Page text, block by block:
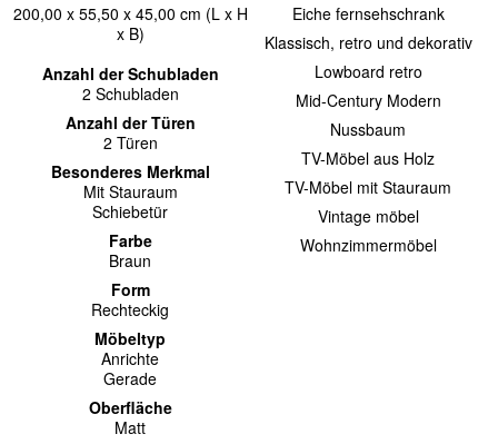
200,00 x 55,50 x 45,00 cm (L x H
x B)
Anzahl der Schubladen
2 Schubladen
Anzahl der Türen
2 Türen
Besonderes Merkmal
Mit Stauraum
Schiebetür
Farbe
Braun
Form
Rechteckig
Möbeltyp
Anrichte
Gerade
Oberfläche
Matt
Eiche fernsehschrank
Klassisch, retro und dekorativ
Lowboard retro
Mid-Century Modern
Nussbaum
TV-Möbel aus Holz
TV-Möbel mit Stauraum
Vintage möbel
Wohnzimmermöbel